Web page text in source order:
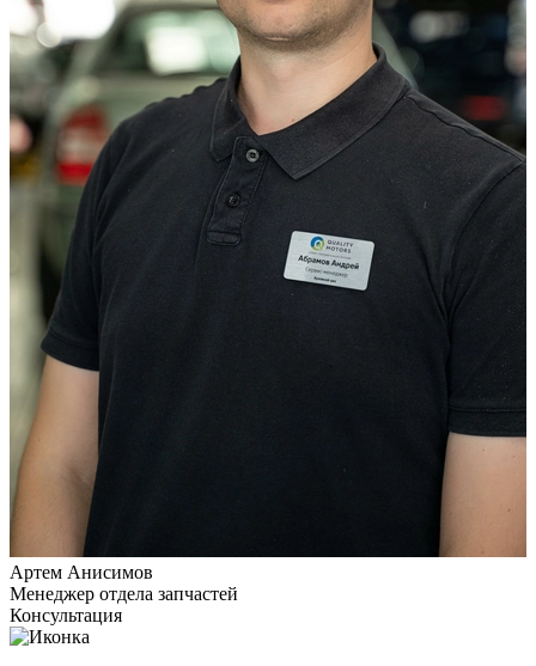
Артем Анисимов
Менеджер отдела запчастей
Консультация